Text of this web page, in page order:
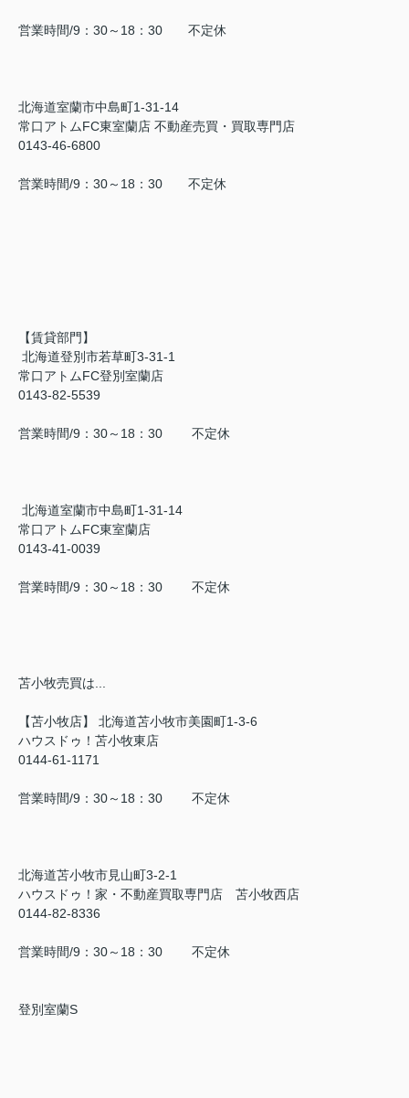
営業時間/9：30～18：30 不定休
北海道室蘭市中島町1-31-14
常口アトムFC東室蘭店 不動産売買・買取専門店
0143-46-6800
営業時間/9：30～18：30 不定休
【賃貸部門】
北海道登別市若草町3-31-1
常口アトムFC登別室蘭店
0143-82-5539
営業時間/9：30～18：30 不定休
北海道室蘭市中島町1-31-14
常口アトムFC東室蘭店
0143-41-0039
営業時間/9：30～18：30 不定休
苫小牧売買は...
【苫小牧店】 北海道苫小牧市美園町1-3-6
ハウスドゥ！苫小牧東店
0144-61-1171
営業時間/9：30～18：30 不定休
北海道苫小牧市見山町3-2-1
ハウスドゥ！家・不動産買取専門店 苫小牧西店
0144-82-8336
営業時間/9：30～18：30 不定休
登別室蘭S